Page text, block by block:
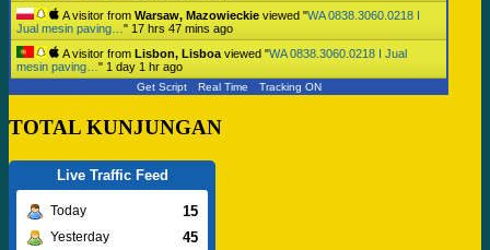
A visitor from Warsaw, Mazowieckie viewed "WA 0838.3060.0218 I
Jual mesin paving… " 17 hrs 47 mins ago
A visitor from Lisbon, Lisboa viewed "WA 0838.3060.0218 I Jual
mesin paving… " 1 day 1 hr ago
Get Script Real Time Tracking ON
TOTAL KUNJUNGAN
Live Traffic Feed
Today 15
Yesterday 45